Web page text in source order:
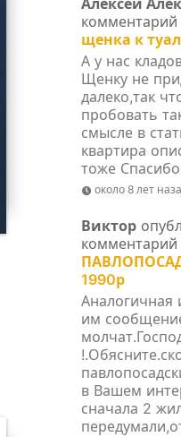
Алексей
комментарий
щенка к
А у нас
Щенку не
далеко,так
пробовать
смысле в
квартира
тоже
около 8 лет
Виктор
комментарий
1990р
Аналогичная
им
в Вашем
сначала 2